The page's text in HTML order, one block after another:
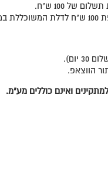
הווצאפ.
ואינם כוללים מע"מ.